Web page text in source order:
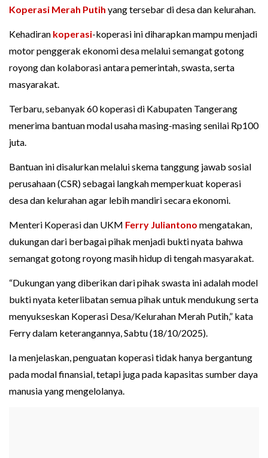
Koperasi Merah Putih yang tersebar di desa dan kelurahan.
Kehadiran koperasi-koperasi ini diharapkan mampu menjadi
motor penggerak ekonomi desa melalui semangat gotong
royong dan kolaborasi antara pemerintah, swasta, serta
masyarakat.
Terbaru, sebanyak 60 koperasi di Kabupaten Tangerang
menerima bantuan modal usaha masing-masing senilai Rp100
juta.
Bantuan ini disalurkan melalui skema tanggung jawab sosial
perusahaan (CSR) sebagai langkah memperkuat koperasi
desa dan kelurahan agar lebih mandiri secara ekonomi.
Menteri Koperasi dan UKM Ferry Juliantono mengatakan,
dukungan dari berbagai pihak menjadi bukti nyata bahwa
semangat gotong royong masih hidup di tengah masyarakat.
“Dukungan yang diberikan dari pihak swasta ini adalah model
bukti nyata keterlibatan semua pihak untuk mendukung serta
menyukseskan Koperasi Desa/Kelurahan Merah Putih,” kata
Ferry dalam keterangannya, Sabtu (18/10/2025).
Ia menjelaskan, penguatan koperasi tidak hanya bergantung
pada modal finansial, tetapi juga pada kapasitas sumber daya
manusia yang mengelolanya.